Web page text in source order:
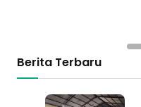
Berita Terbaru